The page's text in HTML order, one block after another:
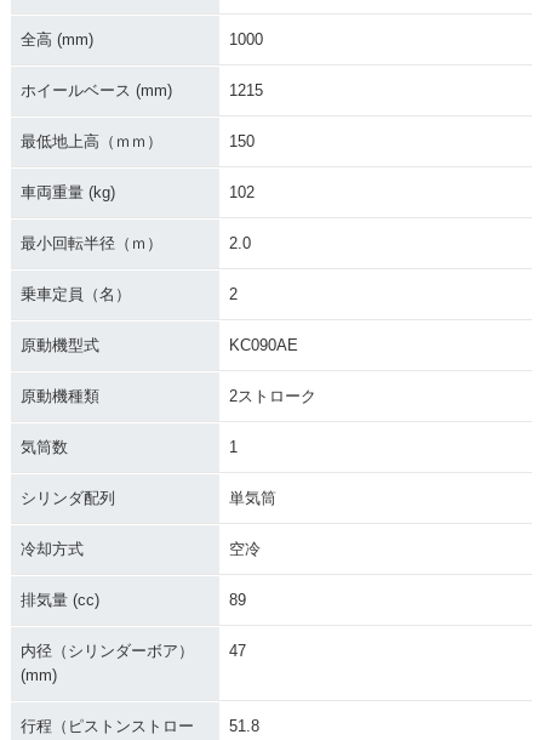
全高 (mm) 1000
ホイールベース (mm) 1215
最低地上高（ｍｍ） 150
車両重量 (kg) 102
最小回転半径（ｍ） 2.0
乗車定員（名） 2
原動機型式 KC090AE
原動機種類 2ストローク
気筒数 1
シリンダ配列 単気筒
冷却方式 空冷
排気量 (cc) 89
内径（シリンダーボア）
(mm)
47
行程（ピストンストロー
51.8